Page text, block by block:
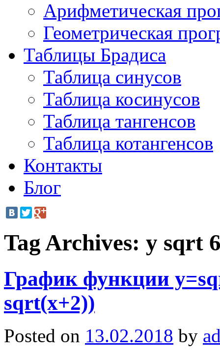
Арифметическая
Геометрическая
Таблицы Брадиса
Таблица синусов
Таблица косинусов
Таблица тангенсов
Таблица котангенсов
Контакты
Блог
Tag Archives: y sqrt
График функции
sqrt(x+2))
Posted on 13.02.2018 by